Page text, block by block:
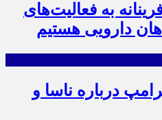
به فعالیت‌های
دارویی هستیم
درباره ناسا و